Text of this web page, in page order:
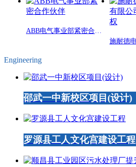
Engineering
邵武一中新校区项目(设计)
罗源县工人文化宫建设工程